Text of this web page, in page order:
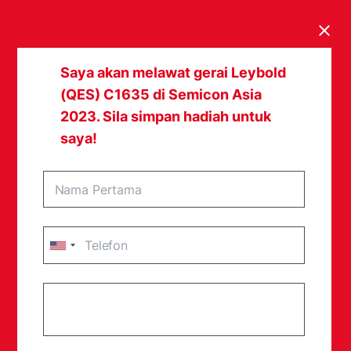
Saya akan melawat gerai Leybold
(QES) C1635 di Semicon Asia
2023. Sila simpan hadiah untuk
saya!